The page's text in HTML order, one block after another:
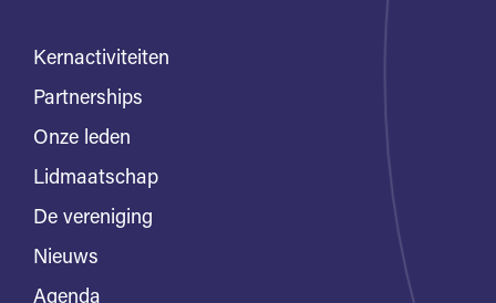
Kernactiviteiten
Partnerships
Onze leden
Lidmaatschap
De vereniging
Nieuws
Agenda